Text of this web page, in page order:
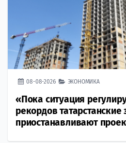
08-08-2026 ЭКОНОМИКА
«Пока ситуация
рекордов
приостанавливают